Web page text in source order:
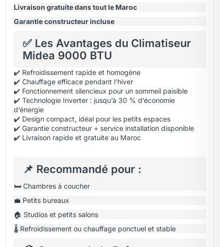
Livraison gratuite dans tout le Maroc
Garantie constructeur incluse
✅ Les Avantages du Climatiseur
Midea 9000 BTU
✔️ Refroidissement rapide et homogène
✔️ Chauffage efficace pendant l’hiver
✔️ Fonctionnement silencieux pour un sommeil paisible
✔️ Technologie Inverter : jusqu’à 30 % d’économie
d’énergie
✔️ Design compact, idéal pour les petits espaces
✔️ Garantie constructeur + service installation disponible
✔️ Livraison rapide et gratuite au Maroc
📌 Recommandé pour :
🛏️ Chambres à coucher
💼 Petits bureaux
🏠 Studios et petits salons
🌡️ Refroidissement ou chauffage ponctuel et stable